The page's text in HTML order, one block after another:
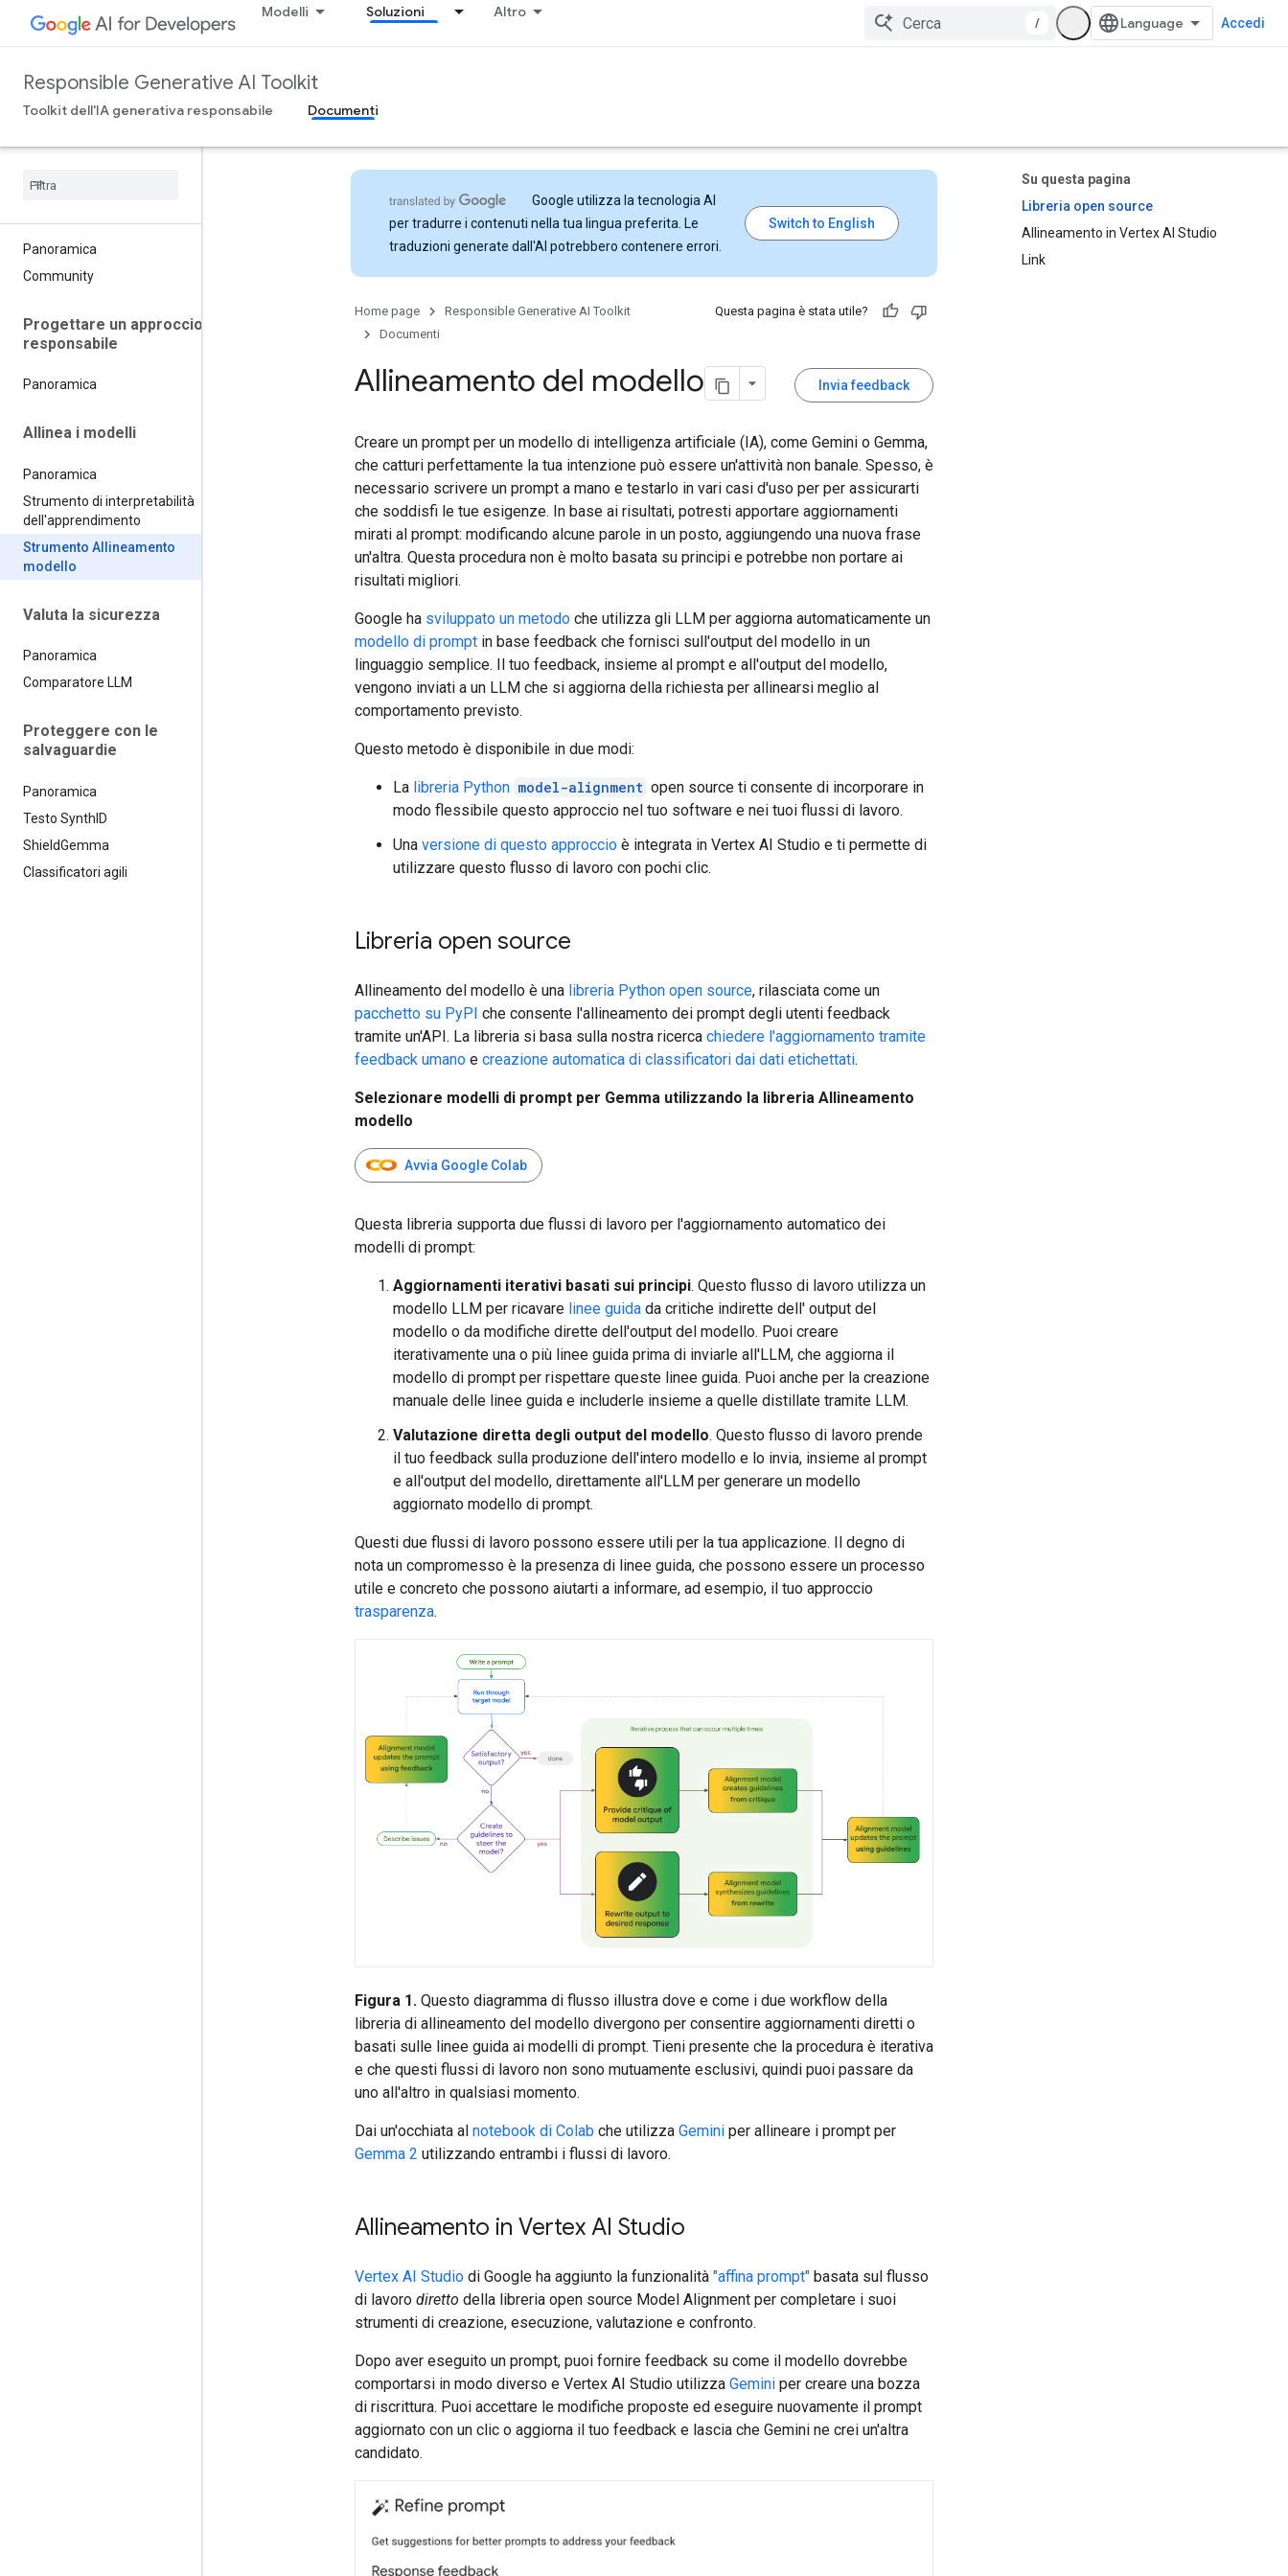
Modelli Soluzioni Altro
/ Accedi
Responsible Generative AI Toolkit
Toolkit dell'IA generativa responsabile Documenti
Panoramica
Community
Progettare un approccio
responsabile
Panoramica
Allinea i modelli
Panoramica
Strumento di interpretabilità
dell'apprendimento
Strumento Allineamento
modello
Valuta la sicurezza
Panoramica
Comparatore LLM
Proteggere con le
salvaguardie
Panoramica
Testo SynthID
ShieldGemma
Classificatori agili
Su questa pagina
Libreria open source
Allineamento in Vertex AI Studio
Link
Google utilizza la tecnologia AI
per tradurre i contenuti nella tua lingua preferita. Le
traduzioni generate dall'AI potrebbero contenere errori.
Home page
Responsible Generative AI Toolkit
Documenti
Questa pagina è stata utile?
Invia feedback
Allineamento del modello
Creare un prompt per un modello di intelligenza artificiale (IA), come Gemini o Gemma,
che catturi perfettamente la tua intenzione può essere un'attività non banale. Spesso, è
necessario scrivere un prompt a mano e testarlo in vari casi d'uso per per assicurarti
che soddisfi le tue esigenze. In base ai risultati, potresti apportare aggiornamenti
mirati al prompt: modificando alcune parole in un posto, aggiungendo una nuova frase
un'altra. Questa procedura non è molto basata su principi e potrebbe non portare ai
risultati migliori.
Google ha sviluppato un metodo che utilizza gli LLM per aggiorna automaticamente un
modello di prompt in base feedback che fornisci sull'output del modello in un
linguaggio semplice. Il tuo feedback, insieme al prompt e all'output del modello,
vengono inviati a un LLM che si aggiorna della richiesta per allinearsi meglio al
comportamento previsto.
Questo metodo è disponibile in due modi:
La libreria Python model-alignment open source ti consente di incorporare in
modo flessibile questo approccio nel tuo software e nei tuoi flussi di lavoro.
Una versione di questo approccio è integrata in Vertex AI Studio e ti permette di
utilizzare questo flusso di lavoro con pochi clic.
Libreria open source
Allineamento del modello è una libreria Python open source, rilasciata come un
pacchetto su PyPI che consente l'allineamento dei prompt degli utenti feedback
tramite un'API. La libreria si basa sulla nostra ricerca chiedere l'aggiornamento tramite
feedback umano e creazione automatica di classificatori dai dati etichettati.
Selezionare modelli di prompt per Gemma utilizzando la libreria Allineamento
modello
Avvia Google Colab
Questa libreria supporta due flussi di lavoro per l'aggiornamento automatico dei
modelli di prompt:
Aggiornamenti iterativi basati sui principi. Questo flusso di lavoro utilizza un
modello LLM per ricavare linee guida da critiche indirette dell' output del
modello o da modifiche dirette dell'output del modello. Puoi creare
iterativamente una o più linee guida prima di inviarle all'LLM, che aggiorna il
modello di prompt per rispettare queste linee guida. Puoi anche per la creazione
manuale delle linee guida e includerle insieme a quelle distillate tramite LLM.
Valutazione diretta degli output del modello. Questo flusso di lavoro prende
il tuo feedback sulla produzione dell'intero modello e lo invia, insieme al prompt
e all'output del modello, direttamente all'LLM per generare un modello
aggiornato modello di prompt.
Questi due flussi di lavoro possono essere utili per la tua applicazione. Il degno di
nota un compromesso è la presenza di linee guida, che possono essere un processo
utile e concreto che possono aiutarti a informare, ad esempio, il tuo approccio
trasparenza.
Figura 1. Questo diagramma di flusso illustra dove e come i due workflow della
libreria di allineamento del modello divergono per consentire aggiornamenti diretti o
basati sulle linee guida ai modelli di prompt. Tieni presente che la procedura è iterativa
e che questi flussi di lavoro non sono mutuamente esclusivi, quindi puoi passare da
uno all'altro in qualsiasi momento.
Dai un'occhiata al notebook di Colab che utilizza Gemini per allineare i prompt per
Gemma 2 utilizzando entrambi i flussi di lavoro.
Allineamento in Vertex AI Studio
Vertex AI Studio di Google ha aggiunto la funzionalità "affina prompt" basata sul flusso
di lavoro diretto della libreria open source Model Alignment per completare i suoi
strumenti di creazione, esecuzione, valutazione e confronto.
Dopo aver eseguito un prompt, puoi fornire feedback su come il modello dovrebbe
comportarsi in modo diverso e Vertex AI Studio utilizza Gemini per creare una bozza
di riscrittura. Puoi accettare le modifiche proposte ed eseguire nuovamente il prompt
aggiornato con un clic o aggiorna il tuo feedback e lascia che Gemini ne crei un'altra
candidato.